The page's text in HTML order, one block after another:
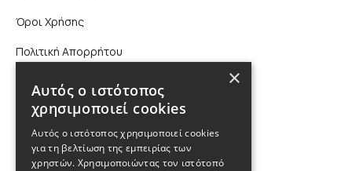
Όροι Χρήσης
Πολιτική Απορρήτου
Επικοινωνία
210 9880988, 2310 224 460
info@kybosonline.gr
×
Αυτός ο ιστότοπος
χρησιμοποιεί cookies
Αυτός ο ιστότοπος χρησιμοποιεί cookies
για τη βελτίωση της εμπειρίας των
χρηστών. Χρησιμοποιώντας τον ιστότοπό